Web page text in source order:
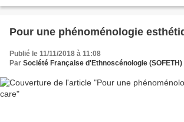
Pour une phénoménologie
Publié le 11/11/2018 à 11:08
Par Société Française d'Ethnoscénologie (SOFETH)